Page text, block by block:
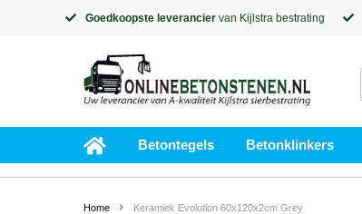
Goedkoopste leverancier van Kijlstra bestrating
Betontegels Betonklinkers
Home Keramiek Evolution 60x120x2cm Grey